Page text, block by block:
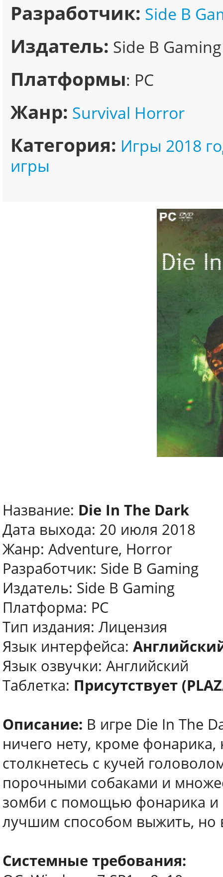
Разработчик: Side B
Издатель: Side B Gaming
Платформы: PC
Жанр: Survival Horror
Категория: Игры 2018
игры
Название: Die In The Dark
Дата выхода: 20 июля 2018
Жанр: Adventure, Horror
Разработчик: Side B Gaming
Издатель: Side B Gaming
Платформа: PC
Тип издания: Лицензия
Язык интерфейса:
Язык озвучки: Английский
Таблетка: Присутствует
Описание: В игре Die In The
ничего нету, кроме
столкнетесь с кучей
порочными собаками и
зомби с помощью фонарика и
лучшим способом выжить, но
Системные требования: